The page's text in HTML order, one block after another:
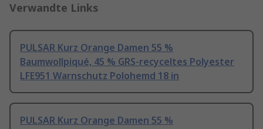
Verwandte Links
PULSAR Kurz Orange Damen 55 %
Baumwollpiqué, 45 % GRS-recyceltes Polyester
LFE951 Warnschutz Polohemd 18 in
PULSAR Kurz Orange Damen 55 %